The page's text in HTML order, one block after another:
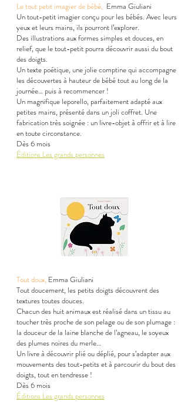
Le tout petit imagier de bébé, Emma Giuliani
Un tout-petit imagier conçu pour les bébés. Avec leurs
yeux et leurs mains, ils pourront l’explorer.
Des illustrations aux formes simples et douces, en
relief, que le tout-petit pourra découvrir aussi du bout
des doigts.
Un texte poétique, une jolie comptine qui accompagne
les découvertes à hauteur de bébé tout au long de la
journée… puis à recommencer !
Un magnifique leporello, parfaitement adapté aux
petites mains, présenté dans un joli coffret. Une
fabrication très soignée : un livre-objet à offrir et à lire
en toute circonstance.
Dès 6 mois
Éditions Les grands personnes
Tout doux, Emma Giuliani
Tout doucement, les petits doigts découvrent des
textures toutes douces.
Chacun des huit animaux est réalisé dans un tissu au
toucher très proche de son pelage ou de son plumage :
la douceur de la laine blanche de l’agneau, le soyeux
des plumes noires du merle…
Un livre à découvrir plié ou déplié, pour s’adapter aux
mouvements des tout-petits et à parcourir du bout des
doigts, tout en tendresse !
Dès 6 mois
Éditions Les grands personnes